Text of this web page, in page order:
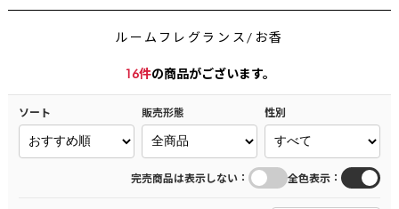
ルームフレグランス/お香
16件の商品がございます。
ソート 販売形態 性別
完売商品は表示しない ： 全色表示 ：